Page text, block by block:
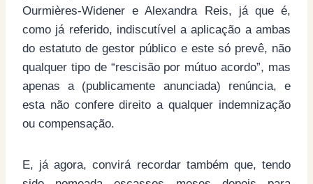
Ourmières-Widener e Alexandra Reis, já que é,
como já referido, indiscutível a aplicação a ambas
do estatuto de gestor público e este só prevê, não
qualquer tipo de “rescisão por mútuo acordo”, mas
apenas a (publicamente anunciada) renúncia, e
esta não confere direito a qualquer indemnização
ou compensação.
E, já agora, convirá recordar também que, tendo